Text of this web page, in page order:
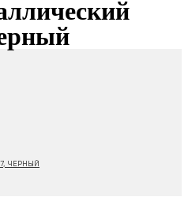
ЧЕРНЫЙ